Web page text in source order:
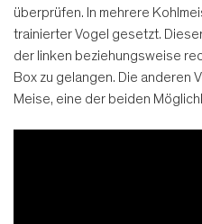
überprüfen. In mehrere
trainierter Vogel gesetzt.
der linken beziehungsweise
Box zu gelangen. Die anderen
Meise, eine der beiden